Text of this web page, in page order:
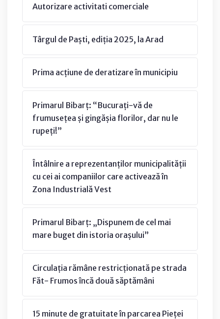
Autorizare activitati comerciale
Târgul de Paști, ediția 2025, la Arad
Prima acțiune de deratizare în municipiu
Primarul Bibarț: “Bucurați-vă de
frumusețea și gingășia florilor, dar nu le
rupeți!”
Întâlnire a reprezentanților municipalității
cu cei ai companiilor care activează în
Zona Industrială Vest
Primarul Bibarț: „Dispunem de cel mai
mare buget din istoria orașului”
Circulația rămâne restricționată pe strada
Făt- Frumos încă două săptămâni
15 minute de gratuitate în parcarea Pieței